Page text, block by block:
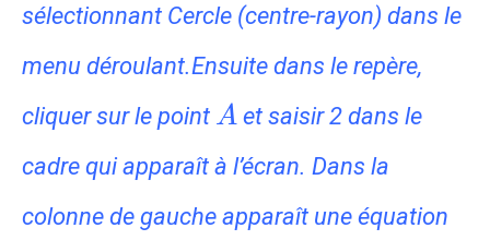
sélectionnant Cercle (centre-rayon) dans le
menu déroulant.Ensuite dans le repère,
cliquer sur le point A
A et saisir 2 dans le
cadre qui apparaît à l’écran. Dans la
colonne de gauche apparaît une équation